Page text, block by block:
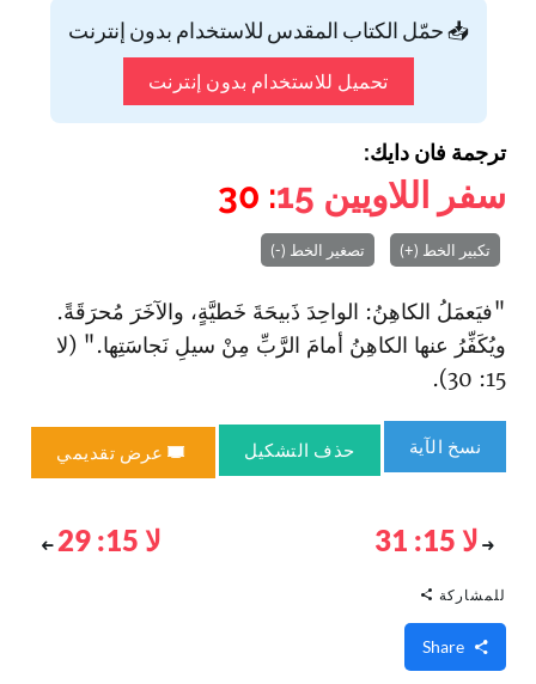
📥 حمّل الكتاب المقدس للاستخدام بدون إنترنت
تحميل للاستخدام بدون إنترنت
ترجمة فان دايك:
سفر اللاويين 15
: 30
تكبير الخط (+) تصغير الخط (-)
"فيَعمَلُ الكاهِنُ: الواحِدَ ذَبيحَةَ خَطيَّةٍ، والآخَرَ مُحرَقَةً.
ويُكَفِّرُ عنها الكاهِنُ أمامَ الرَّبِّ مِنْ سيلِ نَجاسَتِها." (لا
15: 30).
نسخ الآية حذف التشكيل عرض تقديمي
لا 15: 31 لا 15: 29
للمشاركة